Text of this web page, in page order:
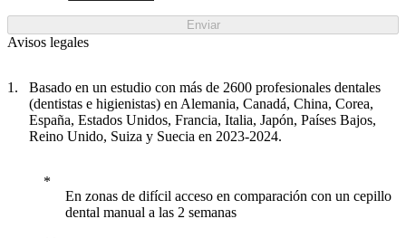
Enviar
Avisos legales
Basado en un estudio con más de 2600 profesionales dentales
(dentistas e higienistas) en Alemania, Canadá, China, Corea,
España, Estados Unidos, Francia, Italia, Japón, Países Bajos,
Reino Unido, Suiza y Suecia en 2023-2024.
En zonas de difícil acceso en comparación con un cepillo
dental manual a las 2 semanas